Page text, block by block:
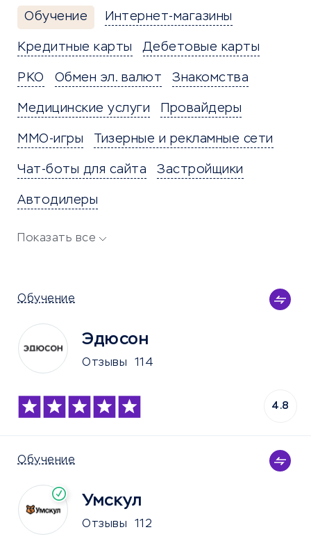
Обучение Интернет-магазины
Кредитные карты Дебетовые карты
РКО Обмен эл. валют Знакомства
Медицинские услуги Провайдеры
MMO-игры Тизерные и рекламные сети
Чат-боты для сайта Застройщики
Автодилеры
Показать все
Эдюсон
Отзывы 114
Обучение
4.8
Умскул
Отзывы 112
Обучение